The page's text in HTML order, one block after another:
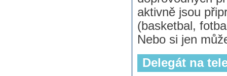
aktivně jsou
(basketbal,
Nebo si jen
Delegát na